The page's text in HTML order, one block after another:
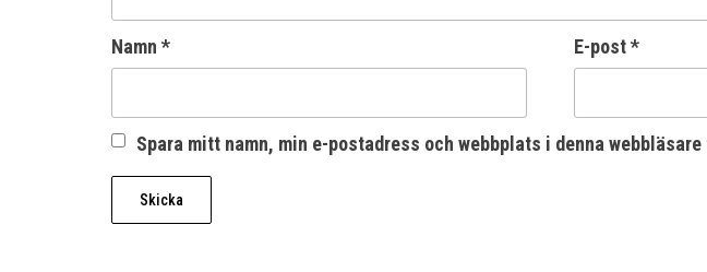
Namn * E-post*
Spara mitt namn, min e-postadress och webbplats i denna